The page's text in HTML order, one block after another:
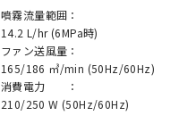
噴霧流量範囲：
14.2 L/hr (6MPa時)
ファン送風量：
165/186 ㎥/min (50Hz/60Hz)
消費電力 ：
210/250 W (50Hz/60Hz)